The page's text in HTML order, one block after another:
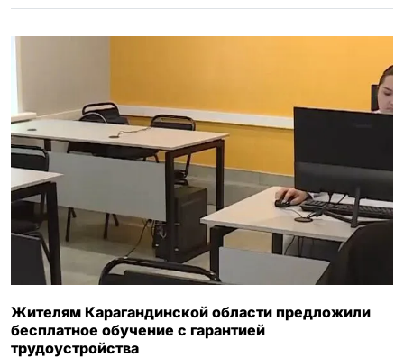
Жителям Карагандинской области предложили
бесплатное обучение с гарантией
трудоустройства